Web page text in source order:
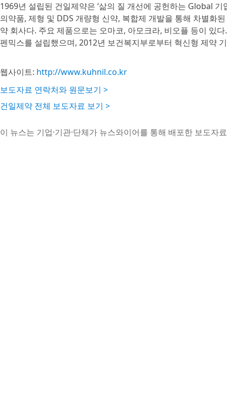
1969년 설립된 건일제약은 ‘삶의 질 개선에 공헌하는 Global
의약품, 제형 및 DDS 개량형 신약, 복합제 개발을 통해 차별화
약 회사다. 주요 제품으로는 오마코, 아모크라, 비오플 등이 있
펜믹스를 설립했으며, 2012년 보건복지부로부터 혁신형 제약
웹사이트: http://www.kuhnil.co.kr
보도자료 연락처와 원문보기 >
건일제약 전체 보도자료 보기 >
이 뉴스는 기업·기관·단체가 뉴스와이어를 통해 배포한 보도자